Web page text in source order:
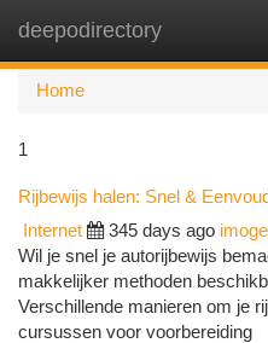
deepodirectory
Home
1
Rijbewijs halen: Snel &
Internet 345 days ago
Wil je snel je autorijbewijs
makkelijker methoden
Verschillende manieren om je
cursussen voor voorbereiding